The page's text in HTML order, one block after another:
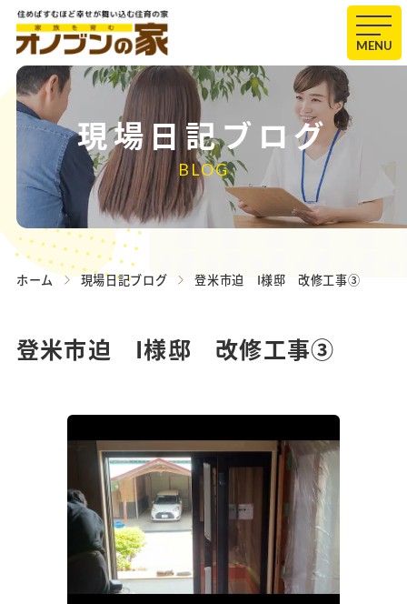
MENU
現場日記ブログ
BLOG
ホーム 現場日記ブログ 登米市迫 I様邸 改修工事③
登米市迫 I様邸 改修工事③